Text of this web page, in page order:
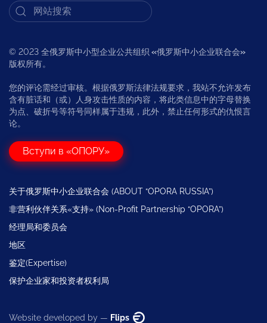
© 2023 全俄罗斯中小型企业公共组织 «俄罗斯中小企业联合会»
版权所有。
您的评论需经过审核。根据俄罗斯法律法规要求，我站不允许发布
含有脏话和（或）人身攻击性质的内容，将此类信息中的字母替换
为点、破折号等符号同样属于违规，此外，禁止任何形式的仇恨言
论。
Вступи в «ОПОРУ»
关于俄罗斯中小企业联合会 (ABOUT “OPORA RUSSIA”)
非营利伙伴关系«支持» (Non-Profit Partnership “OPORA”)
经理局和委员会
地区
鉴定(Expertise)
保护企业家和投资者权利局
Website developed by — Flips